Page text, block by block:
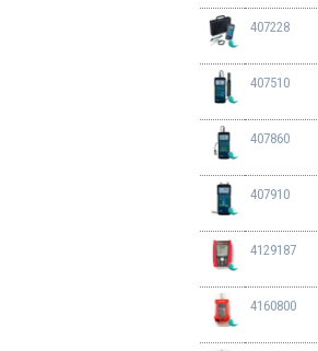
407228
407510
407860
407910
4129187
4160800